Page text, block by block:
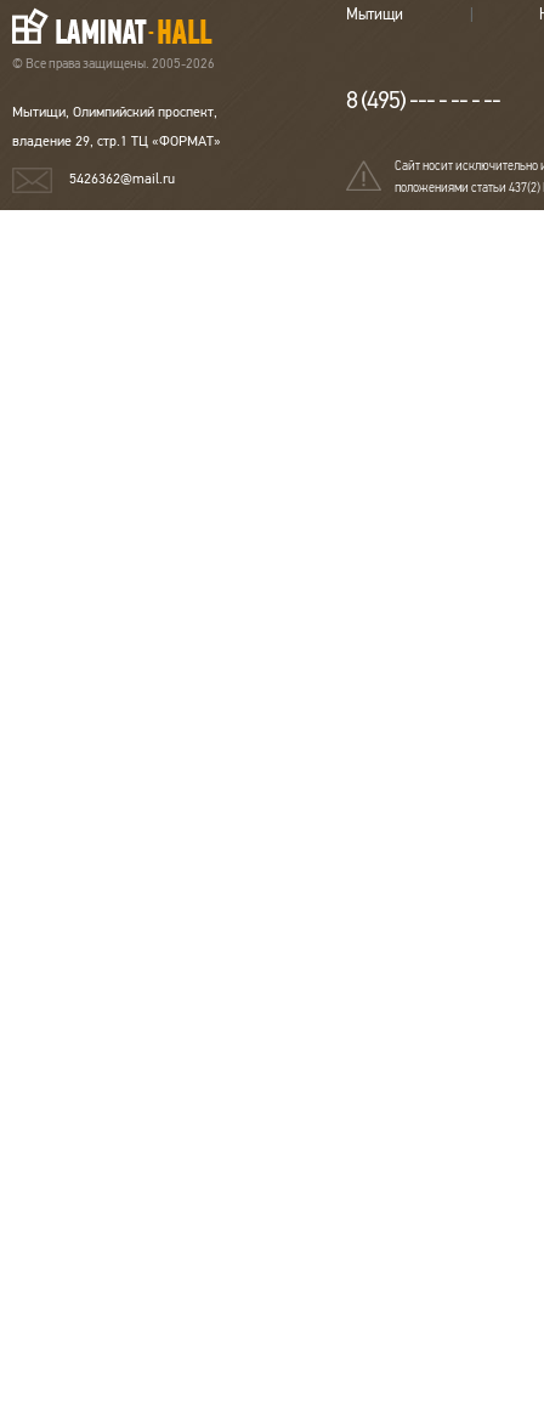
© Все права защищены. 2005-2026
Мытищи, Олимпийский проспект,
владение 29, стр.1 ТЦ «ФОРМАТ»
5426362@mail.ru
Мытищи
8 (495) --- - -- - --
Сайт носит исключительно
положениями статьи